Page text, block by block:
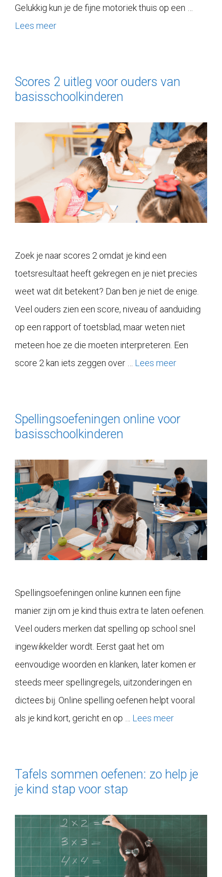
Gelukkig kun je de fijne motoriek thuis op een …
Lees meer
Scores 2 uitleg voor ouders van
basisschoolkinderen
Zoek je naar scores 2 omdat je kind een
toetsresultaat heeft gekregen en je niet precies
weet wat dit betekent? Dan ben je niet de enige.
Veel ouders zien een score, niveau of aanduiding
op een rapport of toetsblad, maar weten niet
meteen hoe ze die moeten interpreteren. Een
score 2 kan iets zeggen over … Lees meer
Spellingsoefeningen online voor
basisschoolkinderen
Spellingsoefeningen online kunnen een fijne
manier zijn om je kind thuis extra te laten oefenen.
Veel ouders merken dat spelling op school snel
ingewikkelder wordt. Eerst gaat het om
eenvoudige woorden en klanken, later komen er
steeds meer spellingregels, uitzonderingen en
dictees bij. Online spelling oefenen helpt vooral
als je kind kort, gericht en op … Lees meer
Tafels sommen oefenen: zo help je
je kind stap voor stap